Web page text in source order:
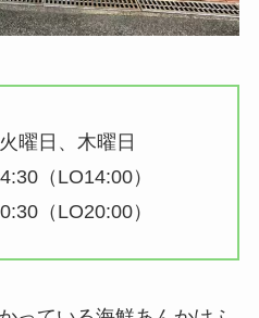
曜日、木曜日
（LO14:00）
LO20:00）